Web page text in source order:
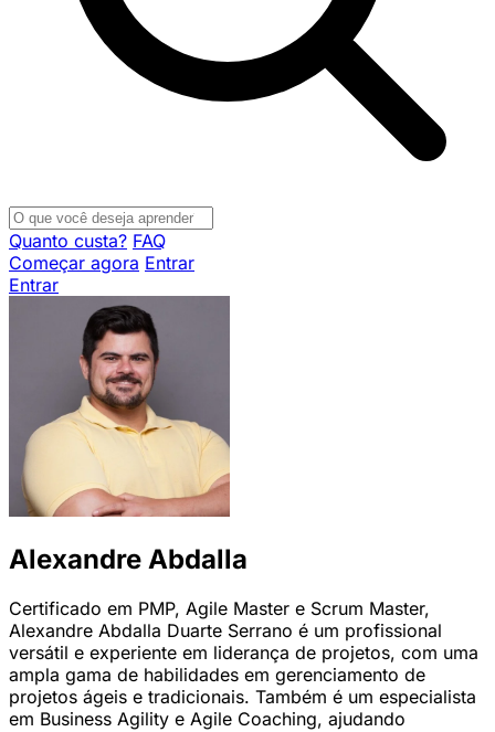
Quanto custa? FAQ
Começar agora Entrar
Entrar
Alexandre Abdalla
Certificado em PMP, Agile Master e Scrum Master,
Alexandre Abdalla Duarte Serrano é um profissional
versátil e experiente em liderança de projetos, com uma
ampla gama de habilidades em gerenciamento de
projetos ágeis e tradicionais. Também é um especialista
em Business Agility e Agile Coaching, ajudando